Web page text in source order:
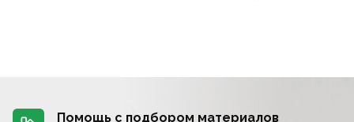
Помощь с подбором материалов